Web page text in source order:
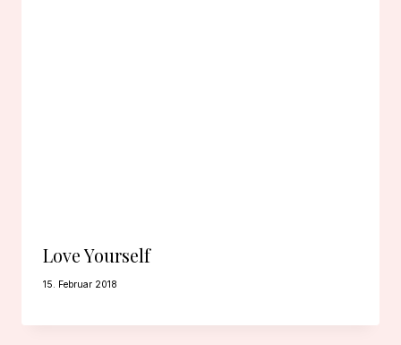
Love Yourself
15. Februar 2018